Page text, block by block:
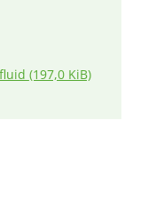
(197,0 KiB)